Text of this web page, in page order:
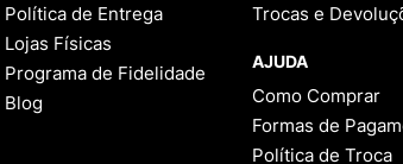
Política de Entrega
Lojas Físicas
Programa de Fidelidade
Blog
Trocas e
AJUDA
Como Comprar
Formas de
Política de Troca